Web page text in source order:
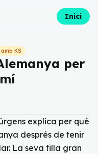
Inici
KS
per
explica per què
després de tenir
La seva filla gran